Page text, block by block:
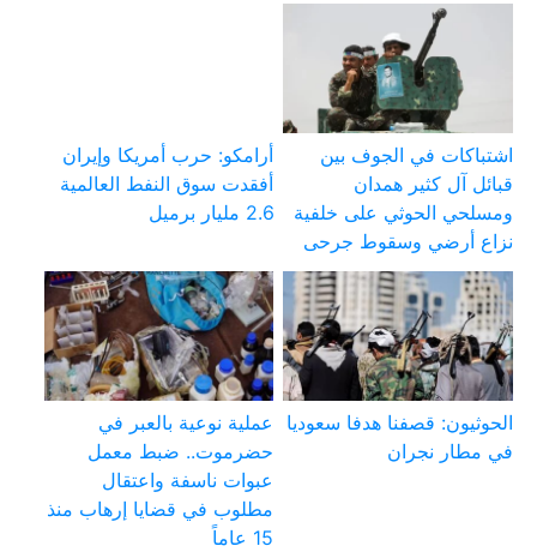
اشتباكات في الجوف بين
قبائل آل كثير همدان
ومسلحي الحوثي على خلفية
نزاع أرضي وسقوط جرحى
أرامكو: حرب أمريكا وإيران
أفقدت سوق النفط العالمية
2.6 مليار برميل
الحوثيون: قصفنا هدفا سعوديا
في مطار نجران
عملية نوعية بالعبر في
حضرموت.. ضبط معمل
عبوات ناسفة واعتقال
مطلوب في قضايا إرهاب منذ
15 عاماً